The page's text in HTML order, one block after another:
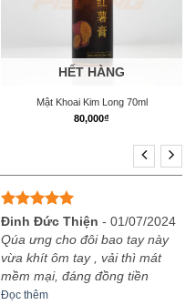
HẾT HÀNG
Mật Khoai Kim Long 70ml
80,000₫
Được xếp
hạng
sao
Đinh Đức Thiện - 01/07/2024
Qúa ưng cho đôi bao tay này
vừa khít ôm tay , vải thì mát
mềm mại, đáng đồng tiền
Đọc thêm